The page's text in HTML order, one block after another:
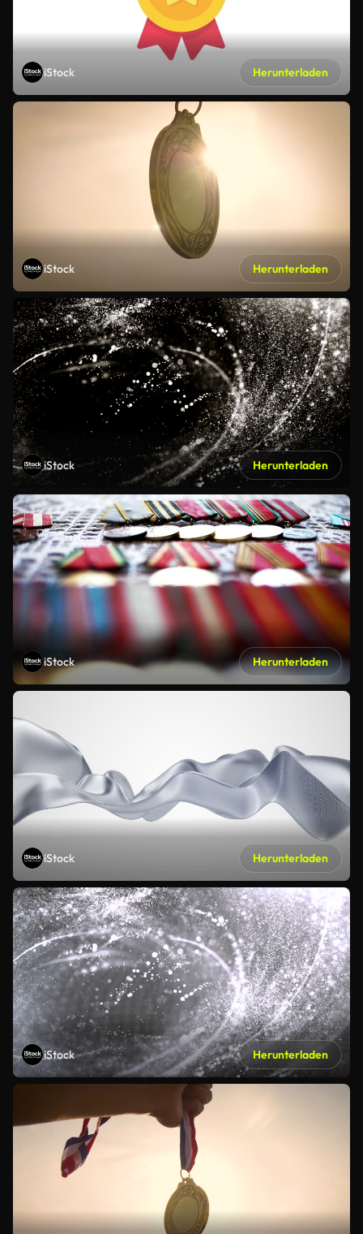
iStock Herunterladen
iStock Herunterladen
iStock Herunterladen
iStock Herunterladen
iStock Herunterladen
iStock Herunterladen